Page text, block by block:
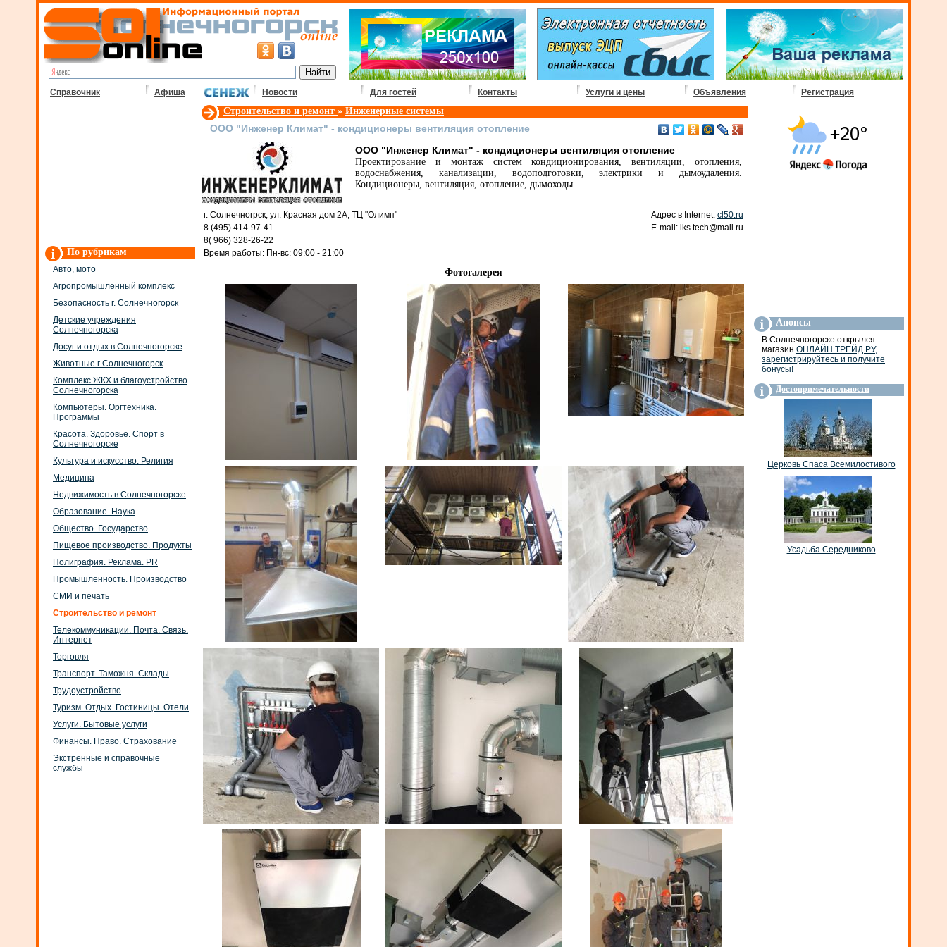
Справочник Афиша Новости Для гостей Контакты Услуги и цены Объявления Регистрация
По рубрикам
Авто, мото
Агропромышленный комплекс
Безопасность г. Солнечногорск
Детские учреждения
Солнечногорска
Досуг и отдых в Солнечногорске
Животные г Солнечногорск
Комплекс ЖКХ и благоустройство
Солнечногорска
Компьютеры. Оргтехника.
Программы
Красота. Здоровье. Спорт в
Солнечногорске
Культура и искусство. Религия
Медицина
Недвижимость в Солнечногорске
Образование. Наука
Общество. Государство
Пищевое производство. Продукты
Полиграфия. Реклама. PR
Промышленность. Производство
СМИ и печать
Строительство и ремонт
Телекоммуникации. Почта. Связь.
Интернет
Торговля
Транспорт. Таможня. Склады
Трудоустройство
Туризм. Отдых. Гостиницы. Отели
Услуги. Бытовые услуги
Финансы. Право. Страхование
Экстренные и справочные
службы
Строительство и ремонт » Инженерные системы
ООО "Инженер Климат" - кондиционеры вентиляция отопление
ООО "Инженер Климат" - кондиционеры вентиляция отопление
Проектирование и монтаж систем кондиционирования, вентиляции, отопления,
водоснабжения, канализации, водоподготовки, электрики и дымоудаления.
Кондиционеры, вентиляция, отопление, дымоходы.
г. Солнечногрск, ул. Красная дом 2А, ТЦ "Олимп"
8 (495) 414-97-41
8( 966) 328-26-22
Время работы: Пн-вc: 09:00 - 21:00
Адрес в Internet: cl50.ru
E-mail: iks.tech@mail.ru
Фотогалерея
Анонсы
В Солнечногорске открылся
магазин ОНЛАЙН ТРЕЙД.РУ,
зарегистрируйтесь и получите
бонусы!
Достопримечательности
Церковь Спаса Всемилостивого
Усадьба Середниково